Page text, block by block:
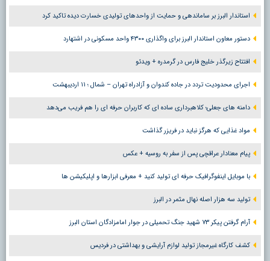
استاندار البرز بر ساماندهی و حمایت از واحدهای تولیدی خسارت دیده تاکید کرد
دستور معاون استاندار البرز برای واگذاری ۴۳۰۰ واحد مسکونی در اشتهارد
افتتاح زیرگذر خلیج فارس در گرمدره + ویدئو
اجرای محدودیت تردد در جاده کندوان و آزادراه تهران – شمال ؛ ١١ اردیبهشت
دامنه های جعلی؛ کلاهبرداری ساده ای که کاربران حرفه ای را هم فریب می‌دهد
مواد غذایی که هرگز نباید در فریزر گذاشت
پیام معنادار عراقچی پس از سفر به روسیه + عکس
با موبایل اینفوگرافیک حرفه ای تولید کنید + معرفی ابزارها و اپلیکیشن ها
تولید سه هزار اصله نهال مثمر در البرز
آرام گرفتن پیکر ۷۳ شهید جنگ تحمیلی در جوار امامزادگان استان البرز
کشف کارگاه غیرمجاز تولید لوازم آرایشی و بهداشتی در فردیس